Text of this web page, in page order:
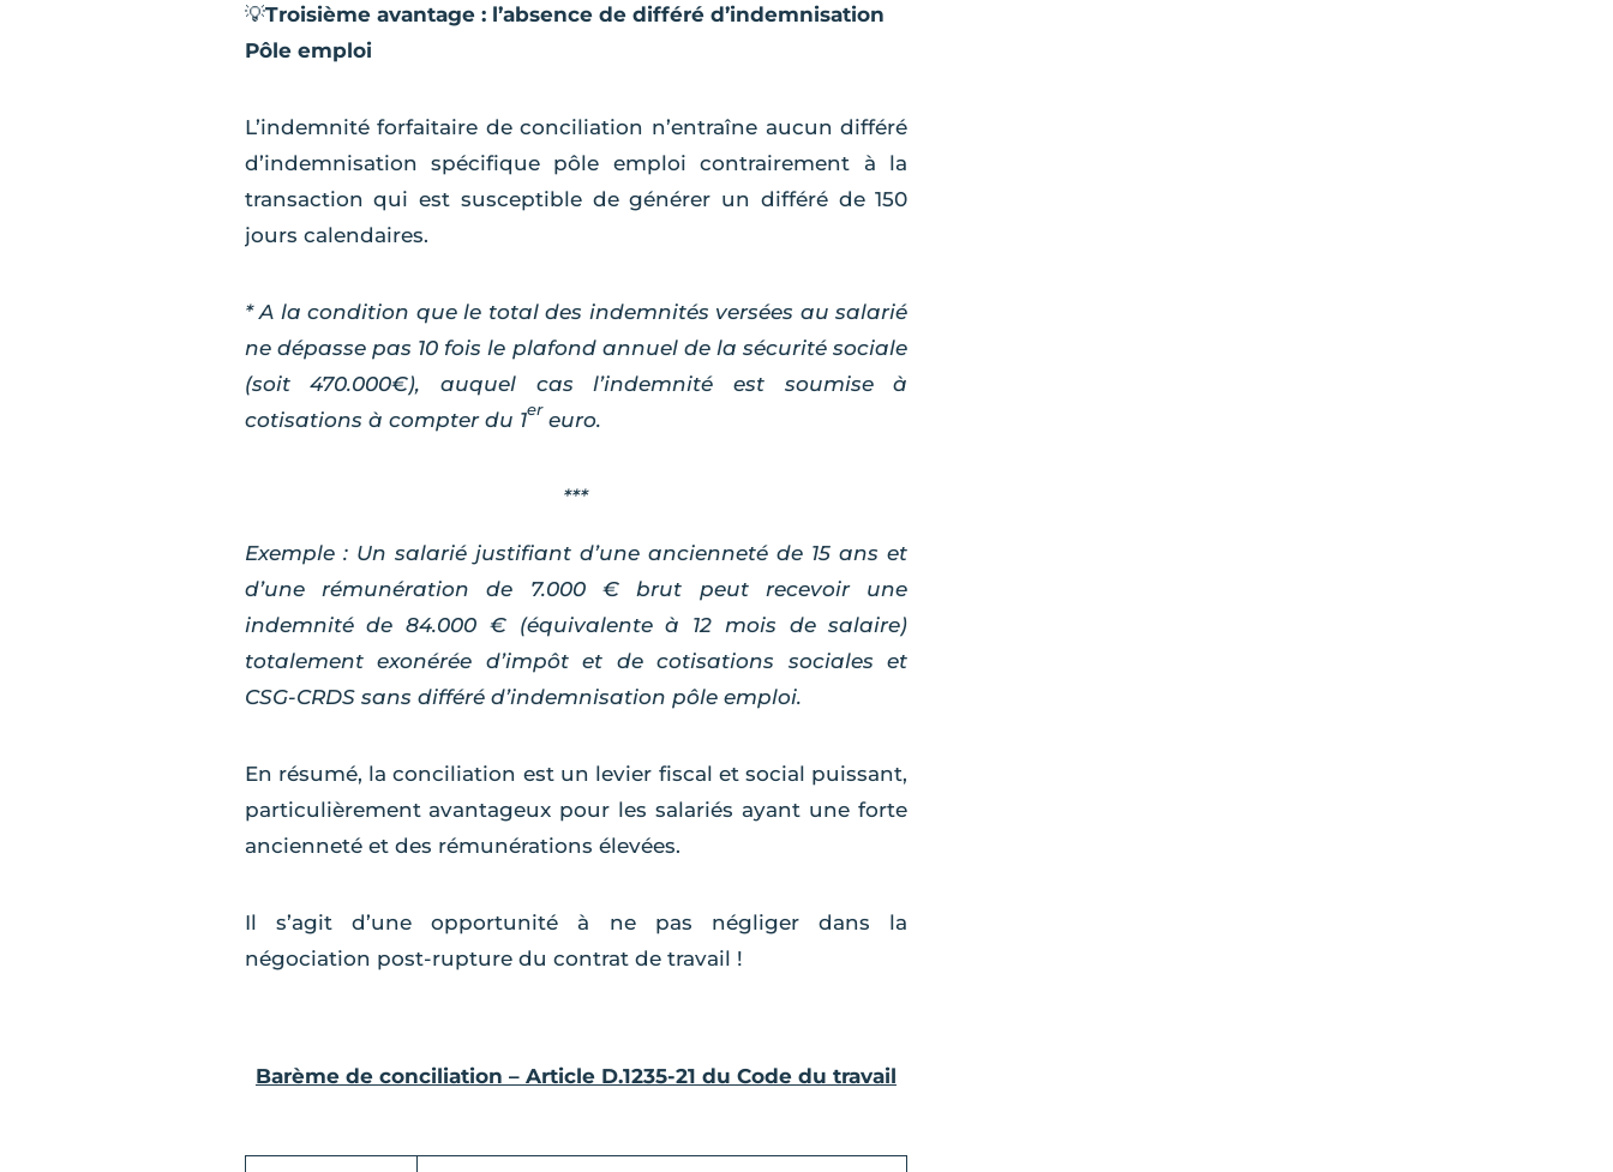
💡Troisième avantage : l’absence de différé d’indemnisation
Pôle emploi
L’indemnité forfaitaire de conciliation n’entraîne aucun différé
d’indemnisation spécifique pôle emploi contrairement à la
transaction qui est susceptible de générer un différé de 150
jours calendaires.
* A la condition que le total des indemnités versées au salarié
ne dépasse pas 10 fois le plafond annuel de la sécurité sociale
(soit 470.000€), auquel cas l’indemnité est soumise à
cotisations à compter du 1er euro.
***
Exemple : Un salarié justifiant d’une ancienneté de 15 ans et
d’une rémunération de 7.000 € brut peut recevoir une
indemnité de 84.000 € (équivalente à 12 mois de salaire)
totalement exonérée d’impôt et de cotisations sociales et
CSG-CRDS sans différé d’indemnisation pôle emploi.
En résumé, la conciliation est un levier fiscal et social puissant,
particulièrement avantageux pour les salariés ayant une forte
ancienneté et des rémunérations élevées.
Il s’agit d’une opportunité à ne pas négliger dans la
négociation post-rupture du contrat de travail !
Barème de conciliation – Article D.1235-21 du Code du travail